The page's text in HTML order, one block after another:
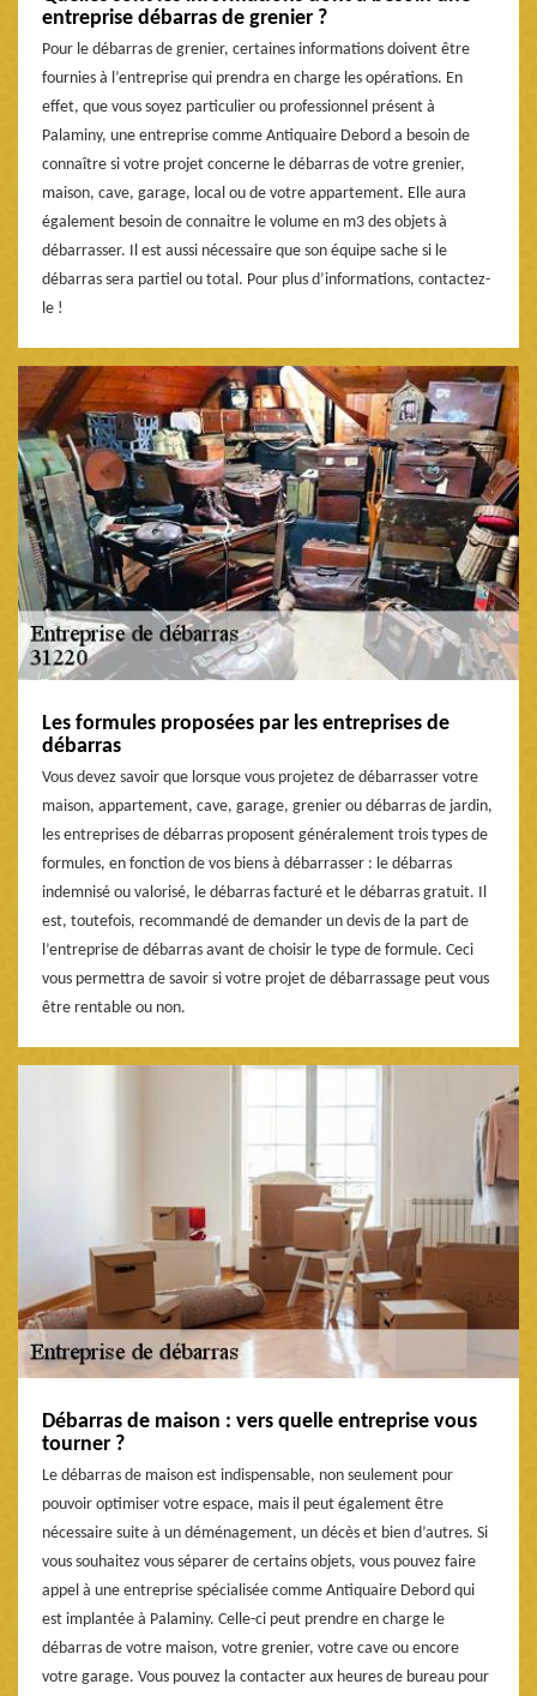
entreprise débarras de grenier ?
Pour le débarras de grenier, certaines informations doivent être
fournies à l’entreprise qui prendra en charge les opérations. En
effet, que vous soyez particulier ou professionnel présent à
Palaminy, une entreprise comme Antiquaire Debord a besoin de
connaître si votre projet concerne le débarras de votre grenier,
maison, cave, garage, local ou de votre appartement. Elle aura
également besoin de connaitre le volume en m3 des objets à
débarrasser. Il est aussi nécessaire que son équipe sache si le
débarras sera partiel ou total. Pour plus d’informations, contactez-
le !
Les formules proposées par les entreprises de
débarras
Vous devez savoir que lorsque vous projetez de débarrasser votre
maison, appartement, cave, garage, grenier ou débarras de jardin,
les entreprises de débarras proposent généralement trois types de
formules, en fonction de vos biens à débarrasser : le débarras
indemnisé ou valorisé, le débarras facturé et le débarras gratuit. Il
est, toutefois, recommandé de demander un devis de la part de
l’entreprise de débarras avant de choisir le type de formule. Ceci
vous permettra de savoir si votre projet de débarrassage peut vous
être rentable ou non.
Débarras de maison : vers quelle entreprise vous
tourner ?
Le débarras de maison est indispensable, non seulement pour
pouvoir optimiser votre espace, mais il peut également être
nécessaire suite à un déménagement, un décès et bien d’autres. Si
vous souhaitez vous séparer de certains objets, vous pouvez faire
appel à une entreprise spécialisée comme Antiquaire Debord qui
est implantée à Palaminy. Celle-ci peut prendre en charge le
débarras de votre maison, votre grenier, votre cave ou encore
votre garage. Vous pouvez la contacter aux heures de bureau pour